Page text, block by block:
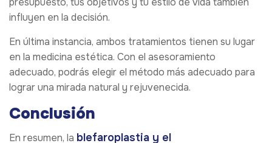
influyen en la decisión.
En última instancia, ambos tratamientos tienen su lugar
en la medicina estética. Con el asesoramiento
adecuado, podrás elegir el método más adecuado para
lograr una mirada natural y rejuvenecida.
Conclusión
En resumen, la blefaroplastia y el